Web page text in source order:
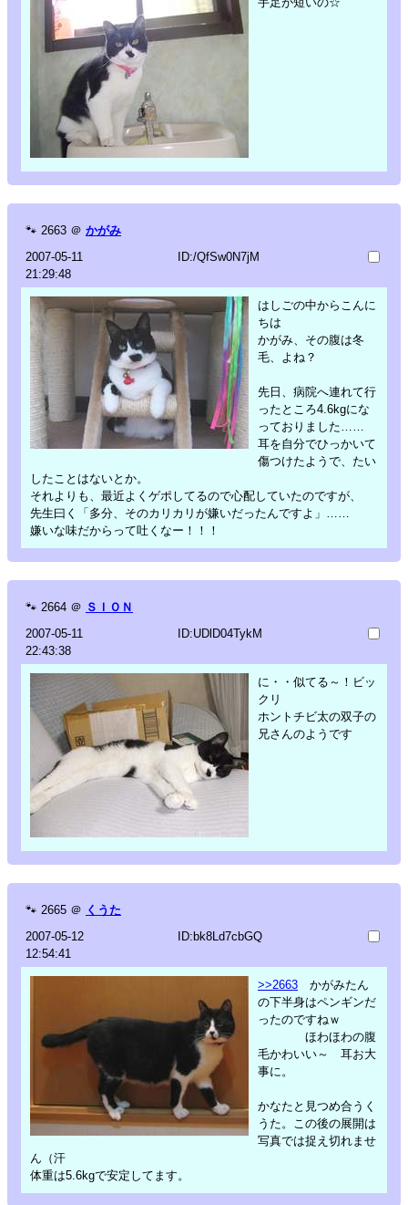
🐾 2663 ＠ かがみ
2007-05-11
21:29:48
ID:/QfSw0N7jM
はしごの中からこんに
ちは
かがみ、その腹は冬
毛、よね？
先日、病院へ連れて行
ったところ4.6kgにな
っておりました……
耳を自分でひっかいて
傷つけたようで、たい
したことはないとか。
それよりも、最近よくゲポしてるので心配していたのですが、
先生曰く「多分、そのカリカリが嫌いだったんですよ」……
嫌いな味だからって吐くなー！！！
🐾 2664 ＠ ＳＩＯＮ
2007-05-11
22:43:38
ID:UDlD04TykM
に・・似てる～！ビッ
クリ
ホントチビ太の双子の
兄さんのようです
🐾 2665 ＠ くうた
2007-05-12
12:54:41
ID:bk8Ld7cbGQ
>>2663 かがみたん
の下半身はペンギンだ
ったのですねｗ
ほわほわの腹
毛かわいい～ 耳お大
事に。
かなたと見つめ合うく
うた。この後の展開は
写真では捉え切れませ
ん（汗
体重は5.6kgで安定してます。